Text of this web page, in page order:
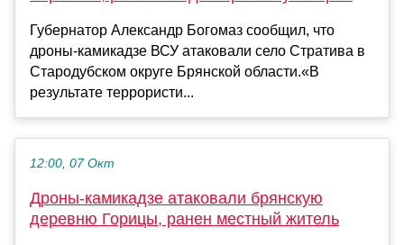
Губернатор Александр Богомаз сообщил, что
дроны-камикадзе ВСУ атаковали село Стратива в
Стародубском округе Брянской области.«В
результате террористи...
12:00, 07 Окт
Дроны-камикадзе атаковали брянскую
деревню Горицы, ранен местный житель